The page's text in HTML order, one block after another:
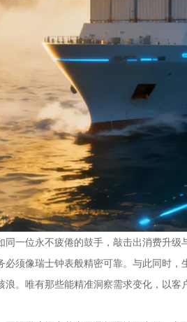
同一位永不疲倦的鼓手，敲击出消费升
必须像瑞士钟表般精密可靠。与此同时
浪。唯有那些能精准洞察需求变化，以